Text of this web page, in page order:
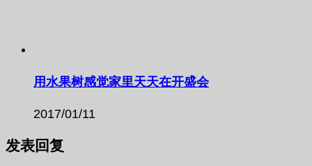
用水果树感觉家里天天在开盛会
2017/01/11
发表回复